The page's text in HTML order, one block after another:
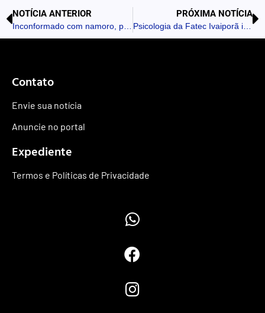
NOTÍCIA ANTERIOR PRÓXIMA NOTÍCIA
Psicologia da Fatec Ivaiporã inicia projeto de saúde mental com recuperandos da Apac
Contato
Envie sua notícia
Anuncie no portal
Expediente
Termos e Políticas de Privacidade